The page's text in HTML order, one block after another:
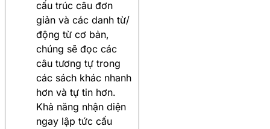
cấu trúc câu đơn
giản và các danh từ/
động từ cơ bản,
chúng sẽ đọc các
câu tương tự trong
các sách khác nhanh
hơn và tự tin hơn.
Khả năng nhận diện
ngay lập tức cấu